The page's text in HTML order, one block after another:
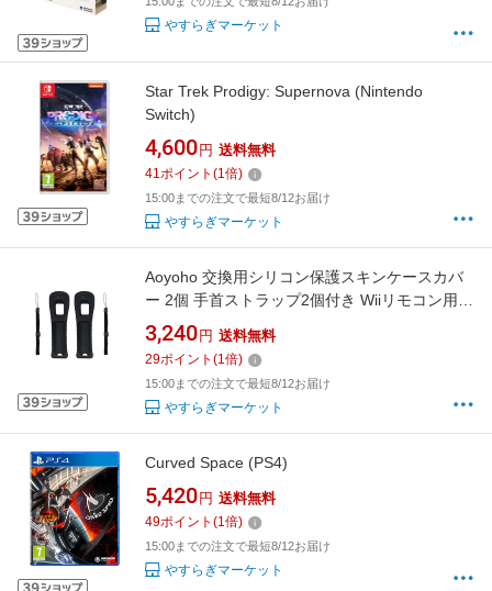
やすらぎマーケット
Star Trek Prodigy: Supernova (Nintendo
Switch)
4,600 円 送料無料
41ポイント (1倍)
15:00までの注文で最短8/12お届け
やすらぎマーケット
Aoyoho 交換用シリコン保護スキンケースカバ
ー 2個 手首ストラップ2個付き Wiiリモコン用
(ブラック)
3,240 円 送料無料
29ポイント (1倍)
15:00までの注文で最短8/12お届け
やすらぎマーケット
Curved Space (PS4)
5,420 円 送料無料
49ポイント (1倍)
15:00までの注文で最短8/12お届け
やすらぎマーケット